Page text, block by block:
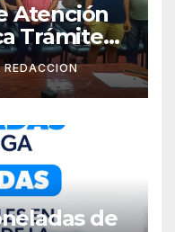
Atención
Trámite
REDACCION
de